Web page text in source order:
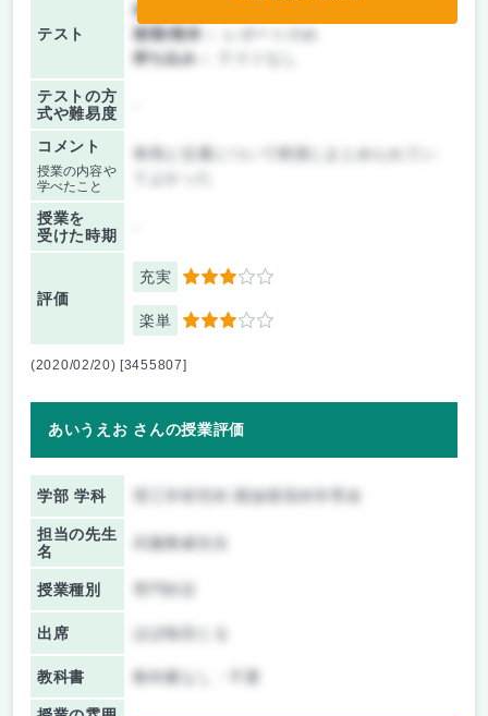
テスト
前期/中間：
後期/期末：
持ち込み：
テストの方
式や難易度
コメント
授業の内容や
学べたこと
授業を
受けた時期
評価
充実 3
楽単 3
(2020/02/20) [3455807]
あいうえお さんの授業評価
学部 学科 理工学研究科 開放環境科学専攻
担当の先生
名
武藤雅威先生
授業種別
出席 ほぼ毎回とる
教科書 教科書なし・不要